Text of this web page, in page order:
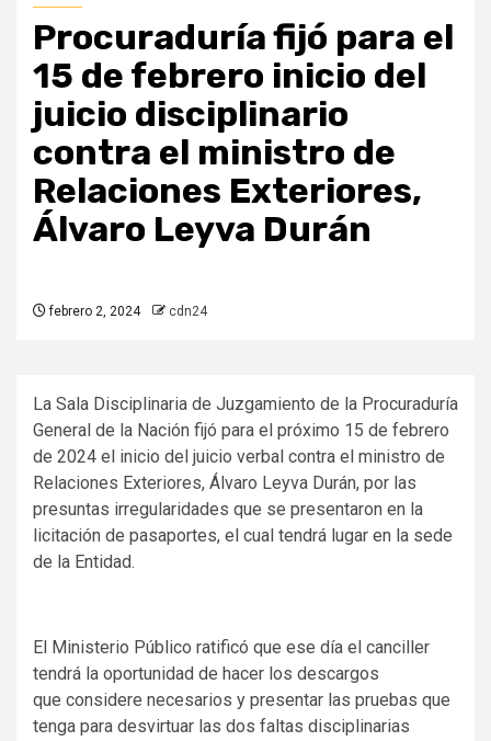
Procuraduría fijó para el
15 de febrero inicio del
juicio disciplinario
contra el ministro de
Relaciones Exteriores,
Álvaro Leyva Durán
febrero 2, 2024 cdn24
La Sala Disciplinaria de Juzgamiento de la Procuraduría
General de la Nación fijó para el próximo 15 de febrero
de 2024 el inicio del juicio verbal contra el ministro de
Relaciones Exteriores, Álvaro Leyva Durán, por las
presuntas irregularidades que se presentaron en la
licitación de pasaportes, el cual tendrá lugar en la sede
de la Entidad.
El Ministerio Público ratificó que ese día el canciller
tendrá la oportunidad de hacer los descargos
que considere necesarios y presentar las pruebas que
tenga para desvirtuar las dos faltas disciplinarias